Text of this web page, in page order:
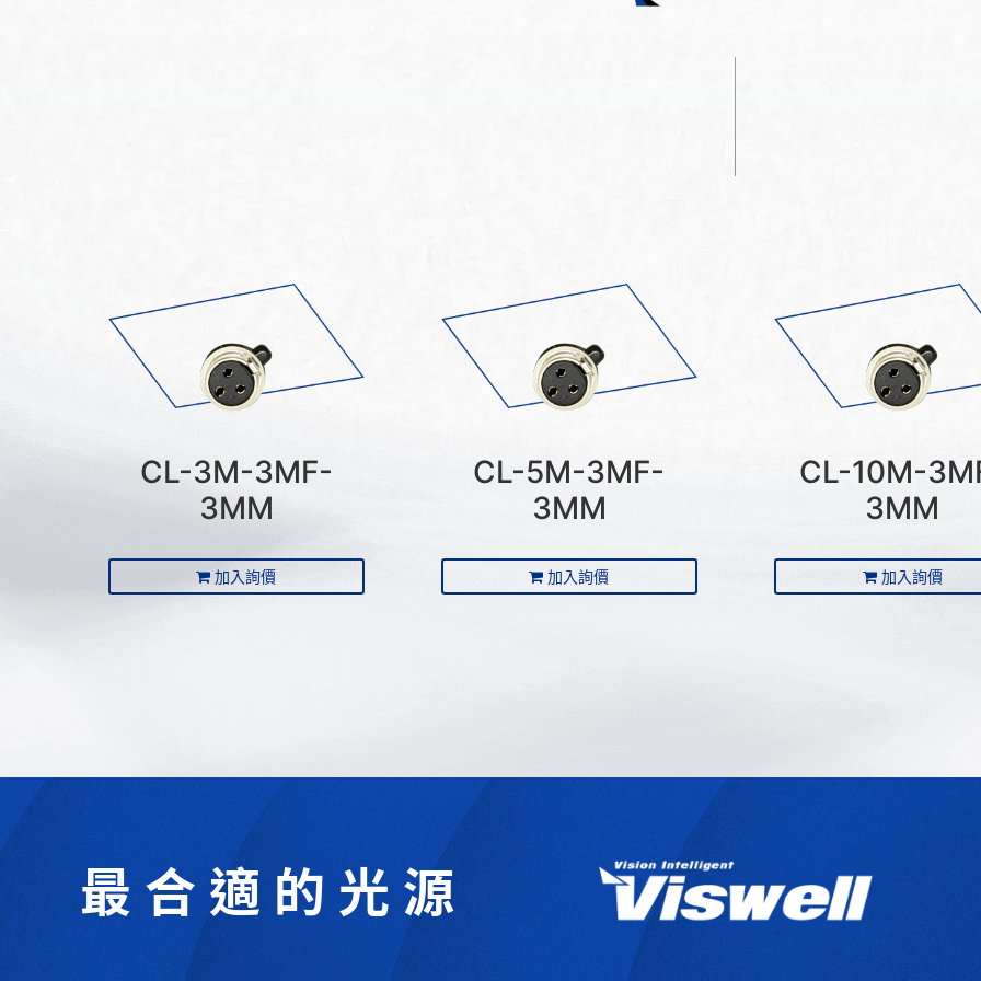
CL-3M-3MF-
3MM
加入詢價
CL-5M-3MF-
3MM
加入詢價
CL-10M-
3MM
加入詢價
最合適的光源